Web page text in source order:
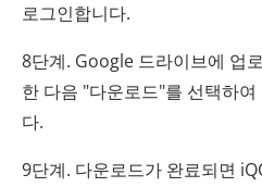
로그인합니다.
8단계. Google 드라이브에 업
한 다음 "다운로드"를 선택하
다.
9단계. 다운로드가 완료되면